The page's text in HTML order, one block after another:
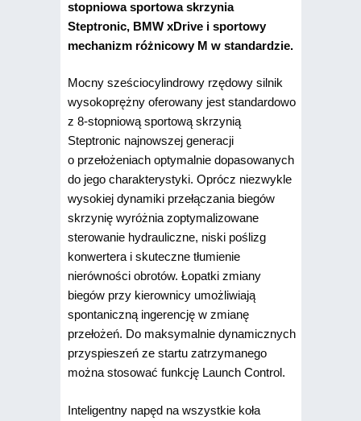
stopniowa sportowa skrzynia
Steptronic, BMW xDrive i sportowy
mechanizm różnicowy M w standardzie.
Mocny sześciocylindrowy rzędowy silnik
wysokoprężny oferowany jest standardowo
z 8-stopniową sportową skrzynią
Steptronic najnowszej generacji
o przełożeniach optymalnie dopasowanych
do jego charakterystyki. Oprócz niezwykle
wysokiej dynamiki przełączania biegów
skrzynię wyróżnia zoptymalizowane
sterowanie hydrauliczne, niski poślizg
konwertera i skuteczne tłumienie
nierówności obrotów. Łopatki zmiany
biegów przy kierownicy umożliwiają
spontaniczną ingerencję w zmianę
przełożeń. Do maksymalnie dynamicznych
przyspieszeń ze startu zatrzymanego
można stosować funkcję Launch Control.
Inteligentny napęd na wszystkie koła